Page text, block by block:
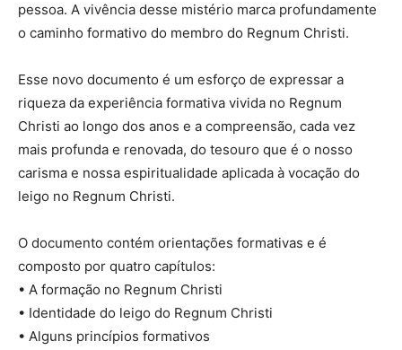
pessoa. A vivência desse mistério marca profundamente
o caminho formativo do membro do Regnum Christi.
Esse novo documento é um esforço de expressar a
riqueza da experiência formativa vivida no Regnum
Christi ao longo dos anos e a compreensão, cada vez
mais profunda e renovada, do tesouro que é o nosso
carisma e nossa espiritualidade aplicada à vocação do
leigo no Regnum Christi.
O documento contém orientações formativas e é
composto por quatro capítulos:
• A formação no Regnum Christi
• Identidade do leigo do Regnum Christi
• Alguns princípios formativos